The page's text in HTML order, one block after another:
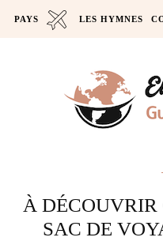
PAYS LES HYMNES
À DÉCOUVRIR
SAC DE